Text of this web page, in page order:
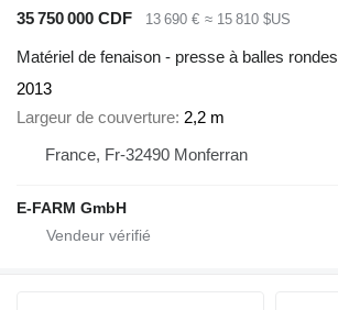
35 750 000 CDF
13 690 € ≈ 15 810 $US
Matériel de fenaison - presse à balles rondes
2013
Largeur de couverture 2,2 m
France, Fr-32490 Monferran
E-FARM GmbH